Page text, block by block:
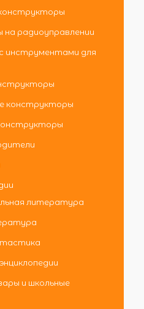
радиоуправлении
инструментами для
конструкторы
литература
и школьные